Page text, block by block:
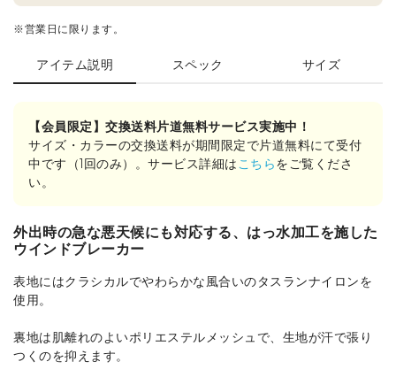
※営業日に限ります。
アイテム説明 スペック サイズ
【会員限定】交換送料片道無料サービス実施中！
サイズ・カラーの交換送料が期間限定で片道無料にて受付
中です（1回のみ）。サービス詳細は こちらをご覧くださ
い。
外出時の急な悪天候にも対応する、はっ水加工を施した
ウインドブレーカー
表地にはクラシカルでやわらかな風合いのタスランナイロンを
使用。
裏地は肌離れのよいポリエステルメッシュで、生地が汗で張り
つくのを抑えます。